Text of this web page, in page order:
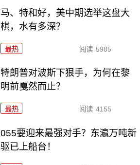
马、特和好，美中期选举这盘大
棋，水有多深？
最热 阅读 5985
特朗普对波斯下狠手，为何在黎
明前戛然而止？
最热 阅读 4155
055要迎来最强对手？东瀛万吨新
驱已上船台！